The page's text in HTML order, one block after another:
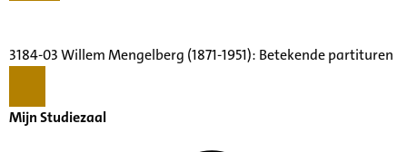
3184-03 Willem Mengelberg (1871-1951): Betekende partituren
Mijn Studiezaal